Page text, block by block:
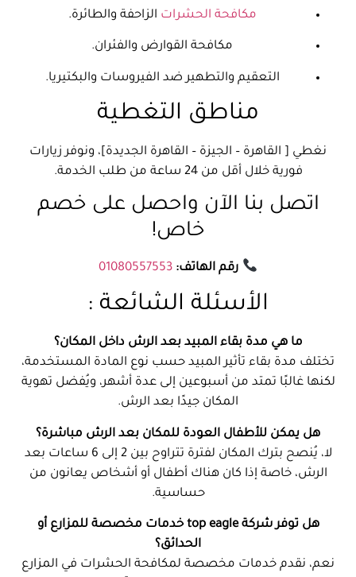
مكافحة الحشرات الزاحفة والطائرة.
مكافحة القوارض والفئران.
التعقيم والتطهير ضد الفيروسات والبكتيريا.
مناطق التغطية
نغطي [ القاهرة – الجيزة – القاهرة الجديدة]، ونوفر زيارات
فورية خلال أقل من 24 ساعة من طلب الخدمة.
اتصل بنا الآن واحصل على خصم
خاص!
رقم الهاتف: 01080557553
الأسئلة الشائعة :
ما هي مدة بقاء المبيد بعد الرش داخل المكان؟
تختلف مدة بقاء تأثير المبيد حسب نوع المادة المستخدمة،
لكنها غالبًا تمتد من أسبوعين إلى عدة أشهر، ويُفضل تهوية
المكان جيدًا بعد الرش.
هل يمكن للأطفال العودة للمكان بعد الرش مباشرة؟
لا، يُنصح بترك المكان لفترة تتراوح بين 2 إلى 6 ساعات بعد
الرش، خاصة إذا كان هناك أطفال أو أشخاص يعانون من
حساسية.
هل توفر شركة top eagle خدمات مخصصة للمزارع أو
الحدائق؟
نعم، نقدم خدمات مخصصة لمكافحة الحشرات في المزارع